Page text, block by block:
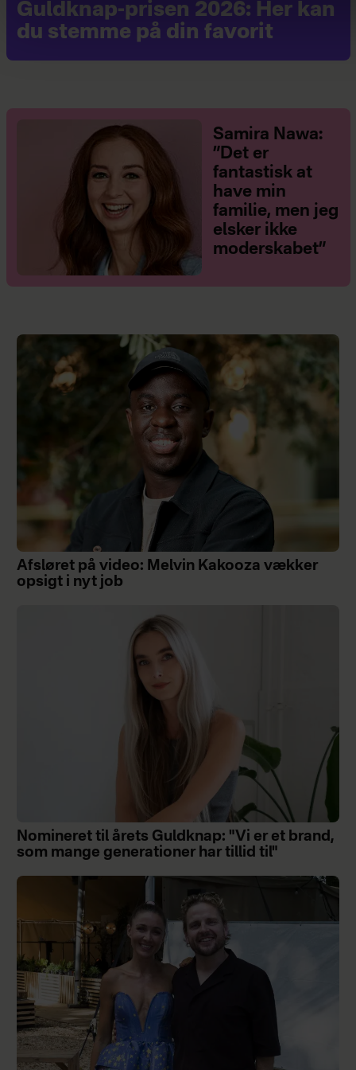
Guldknap-prisen 2026: Her kan
du stemme på din favorit
Samira Nawa:
”Det er
fantastisk at
have min
familie, men jeg
elsker ikke
moderskabet”
Afsløret på video: Melvin Kakooza vækker
opsigt i nyt job
Nomineret til årets Guldknap: "Vi er et brand,
som mange generationer har tillid til"